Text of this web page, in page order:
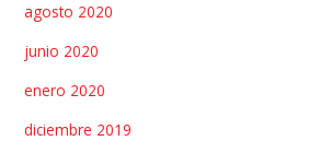
agosto 2020
junio 2020
enero 2020
diciembre 2019